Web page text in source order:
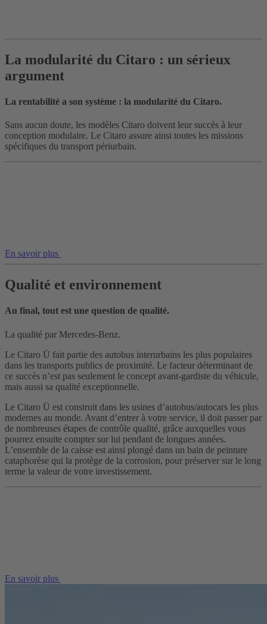
La modularité du Citaro : un sérieux
argument
La rentabilité a son système : la modularité du Citaro.
Sans aucun doute, les modèles Citaro doivent leur succès à leur
conception modulaire. Le Citaro assure ainsi toutes les missions
spécifiques du transport périurbain.
En savoir plus
Qualité et environnement
Au final, tout est une question de qualité.
La qualité par Mercedes-Benz.
Le Citaro Ü fait partie des autobus interurbains les plus populaires
dans les transports publics de proximité. Le facteur déterminant de
ce succès n’est pas seulement le concept avant-gardiste du véhicule,
mais aussi sa qualité exceptionnelle.
Le Citaro Ü est construit dans les usines d’autobus/autocars les plus
modernes au monde. Avant d’entrer à votre service, il doit passer par
de nombreuses étapes de contrôle qualité, grâce auxquelles vous
pourrez ensuite compter sur lui pendant de longues années.
L’ensemble de la caisse est ainsi plongé dans un bain de peinture
cataphorèse qui la protège de la corrosion, pour préserver sur le long
terme la valeur de votre investissement.
En savoir plus